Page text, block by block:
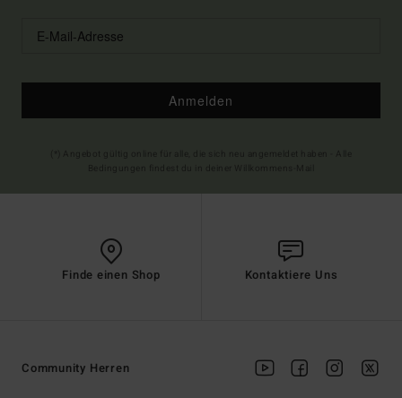
Anmelden
Finde einen Shop Kontaktiere Uns
Community Herren